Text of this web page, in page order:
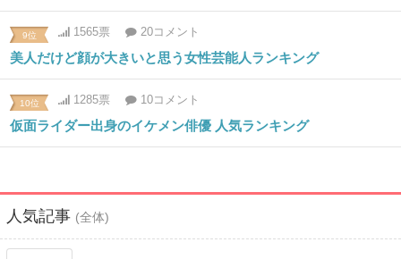
9位 1565票 20コメント
美人だけど顔が大きいと思う女性芸能人ランキング
10位 1285票 10コメント
仮面ライダー出身のイケメン俳優 人気ランキング
人気記事 (全体)